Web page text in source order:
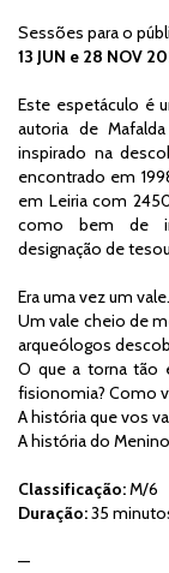
Sessões para o
13 JUN e 28 NOV
Este espetáculo é
autoria de
inspirado na
encontrado em
em Leiria com
como bem de
designação de
Era uma vez um vale.
Um vale cheio de
arqueólogos
O que a torna tão
fisionomia? Como
A história que vos
A história do
Classificação:M/6
Duração:35
—